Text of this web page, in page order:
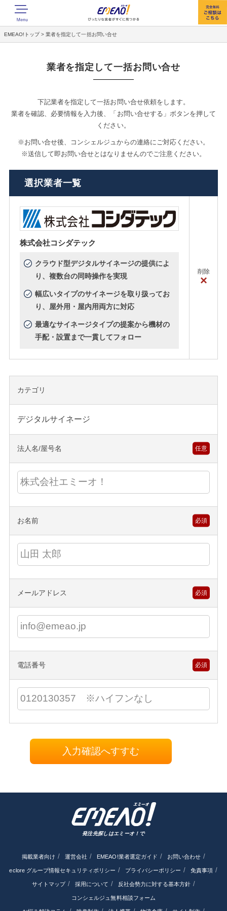
EMEAO!トップ>業者を指定して一括お問い合せ
業者を指定して一括お問い合せ
下記業者を指定して一括お問い合せ依頼をします。
業者を確認、必要情報を入力後、「お問い合せする」ボタンを押して
ください。
※お問い合せ後、コンシェルジュからの連絡にご対応ください。
※送信して即お問い合せとはなりませんのでご注意ください。
選択業者一覧
株式会社コシダテック
クラウド型デジタルサイネージの提供によ
り、複数台の同時操作を実現
幅広いタイプのサイネージを取り扱ってお
り、屋外用・屋内用両方に対応
最適なサイネージタイプの提案から機材の
手配・設置まで一貫してフォロー
削除
×
カテゴリ
デジタルサイネージ
法人名/屋号名 任意
お名前 必須
メールアドレス 必須
電話番号 必須
入力確認へすすむ
発注先探しはエミーオ！で
掲載業者向け 運営会社 EMEAO!業者選定ガイド お問い合わせ
eclore グループ情報セキュリティポリシー プライバシーポリシー 免責事項
サイトマップ 採用について 反社会勢力に対する基本方針
コンシェルジュ無料相談フォーム